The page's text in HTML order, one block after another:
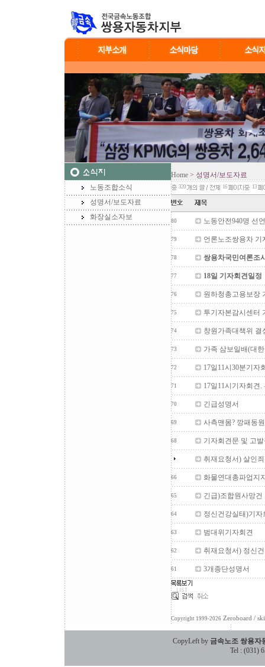
노동조합소식
성명서/보도자료
화장실소자보
Home > 성명서/보도자료
320 16 13
80 노동안전940명 선
79 언론노조쌍용차 기
78 쌍용차국민여론조
77 18일 기자회견일정
76 원하청총고용보장
75 투기자본감시센터
74 창원가족대책위 결
73 가족 삼보일배(대
72 17일11시30분기자
71 17일11시기자회견
70 긴급성명서
69 사측맨몸? 깡패동
68 기자회견문 및 고
취재요청서) 살인
66 화물연대총파업지
65 긴급)조합원사망
64 정신건강실태)기자
63 범대위기자회견
62 취재요청서) 정신
61 3개종단성명서
Copyright 1999-2026 Zeroboard /
CopyLeft by 금속노조 쌍용자
Tel : (031)